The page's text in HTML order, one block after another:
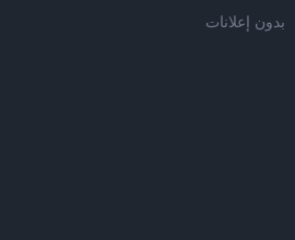
بدون إعلانات